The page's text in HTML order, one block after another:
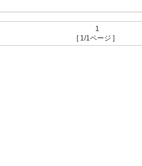
1
[ 1/1ページ ]